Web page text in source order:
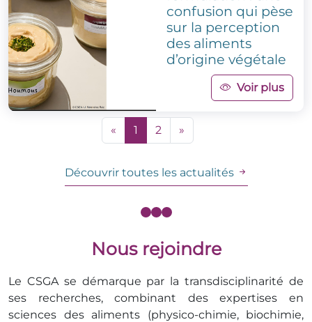
confusion qui pèse
sur la perception
des aliments
d’origine végétale
Voir plus
« 1 2 »
Découvrir toutes les actualités
Nous rejoindre
Le CSGA se démarque par la transdisciplinarité de
ses recherches, combinant des expertises en
sciences des aliments (physico-chimie, biochimie,